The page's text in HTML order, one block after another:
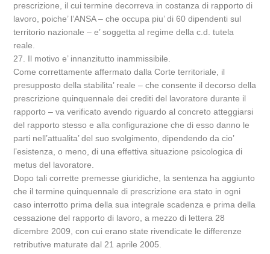
prescrizione, il cui termine decorreva in costanza di rapporto di
lavoro, poiche’ l’ANSA – che occupa piu’ di 60 dipendenti sul
territorio nazionale – e’ soggetta al regime della c.d. tutela
reale.
27. Il motivo e’ innanzitutto inammissibile.
Come correttamente affermato dalla Corte territoriale, il
presupposto della stabilita’ reale – che consente il decorso della
prescrizione quinquennale dei crediti del lavoratore durante il
rapporto – va verificato avendo riguardo al concreto atteggiarsi
del rapporto stesso e alla configurazione che di esso danno le
parti nell’attualita’ del suo svolgimento, dipendendo da cio’
l’esistenza, o meno, di una effettiva situazione psicologica di
metus del lavoratore.
Dopo tali corrette premesse giuridiche, la sentenza ha aggiunto
che il termine quinquennale di prescrizione era stato in ogni
caso interrotto prima della sua integrale scadenza e prima della
cessazione del rapporto di lavoro, a mezzo di lettera 28
dicembre 2009, con cui erano state rivendicate le differenze
retributive maturate dal 21 aprile 2005.